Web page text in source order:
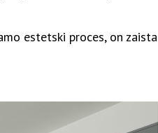
estetski proces, on zaista